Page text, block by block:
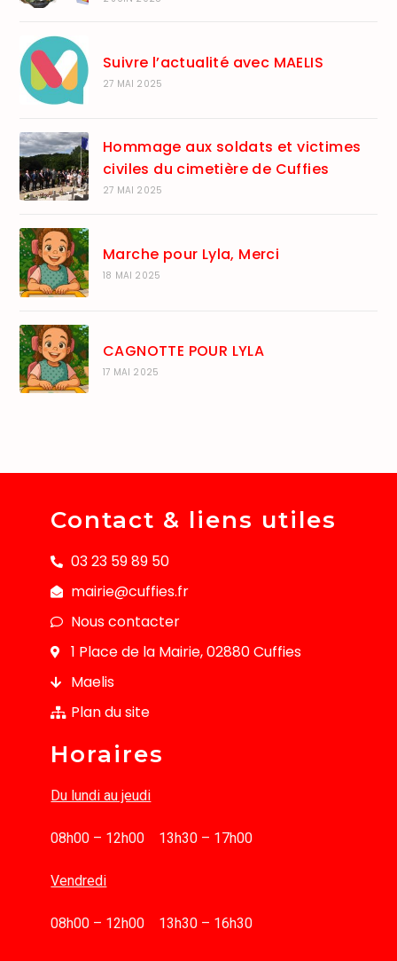
Suivre l’actualité avec MAELIS
27 MAI 2025
Hommage aux soldats et victimes
civiles du cimetière de Cuffies
27 MAI 2025
Marche pour Lyla, Merci
18 MAI 2025
CAGNOTTE POUR LYLA
17 MAI 2025
Contact & liens utiles
03 23 59 89 50
mairie@cuffies.fr
Nous contacter
1 Place de la Mairie, 02880 Cuffies
Maelis
Plan du site
Horaires
Du lundi au jeudi
08h00 – 12h00 13h30 – 17h00
Vendredi
08h00 – 12h00 13h30 – 16h30